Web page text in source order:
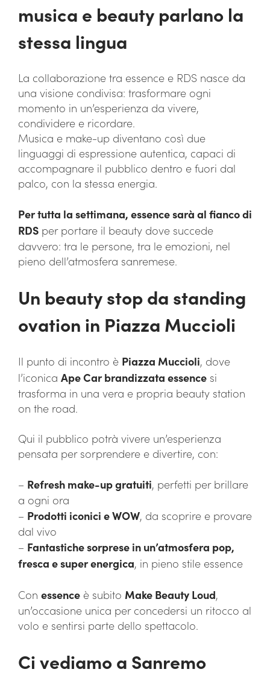
musica e beauty parlano la
stessa lingua
La collaborazione tra essence e RDS nasce da
una visione condivisa: trasformare ogni
momento in un’esperienza da vivere,
condividere e ricordare.
Musica e make-up diventano così due
linguaggi di espressione autentica, capaci di
accompagnare il pubblico dentro e fuori dal
palco, con la stessa energia.
Per tutta la settimana, essence sarà al fianco di
RDS per portare il beauty dove succede
davvero: tra le persone, tra le emozioni, nel
pieno dell’atmosfera sanremese.
Un beauty stop da standing
ovation in Piazza Muccioli
Il punto di incontro è Piazza Muccioli, dove
l’iconica Ape Car brandizzata essence si
trasforma in una vera e propria beauty station
on the road.
Qui il pubblico potrà vivere un’esperienza
pensata per sorprendere e divertire, con:
– Refresh make-up gratuiti, perfetti per brillare
a ogni ora
– Prodotti iconici e WOW, da scoprire e provare
dal vivo
– Fantastiche sorprese in un’atmosfera pop,
fresca e super energica, in pieno stile essence
Con essence è subito Make Beauty Loud,
un’occasione unica per concedersi un ritocco al
volo e sentirsi parte dello spettacolo.
Ci vediamo a Sanremo